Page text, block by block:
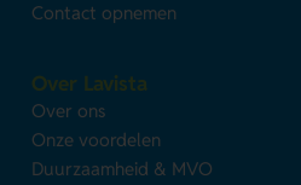
Contact opnemen
Over Lavista
Over ons
Onze voordelen
Duurzaamheid & MVO